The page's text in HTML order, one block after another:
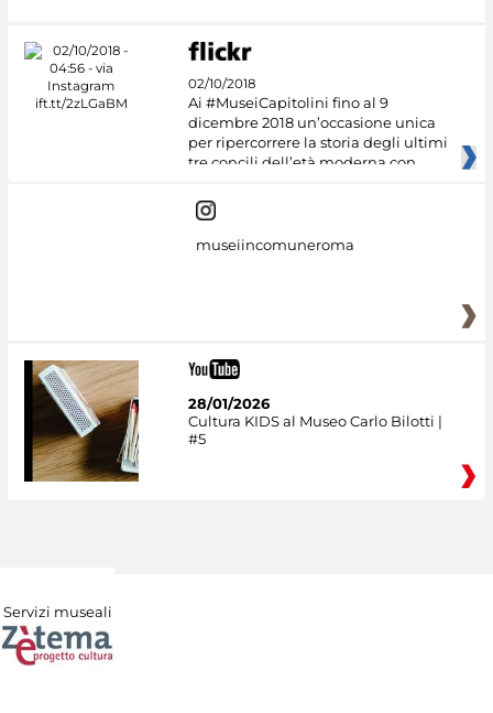
02/10/2018
Ai #MuseiCapitolini fino al 9
dicembre 2018 un’occasione unica
per ripercorrere la storia degli ultimi
tre concili dell’età moderna con
museiincomuneroma
28/01/2026
Cultura KIDS al Museo Carlo Bilotti |
#5
Servizi museali